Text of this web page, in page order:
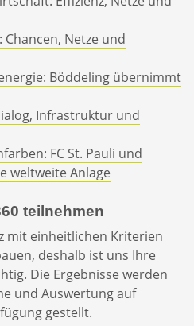
Netze und
Böddeling übernimmt
Infrastruktur und
FC St. Pauli und
weltweite Anlage
teilnehmen
mit einheitlichen Kriterien
deshalb ist uns Ihre
Die Ergebnisse werden
und Auswertung auf
gestellt.